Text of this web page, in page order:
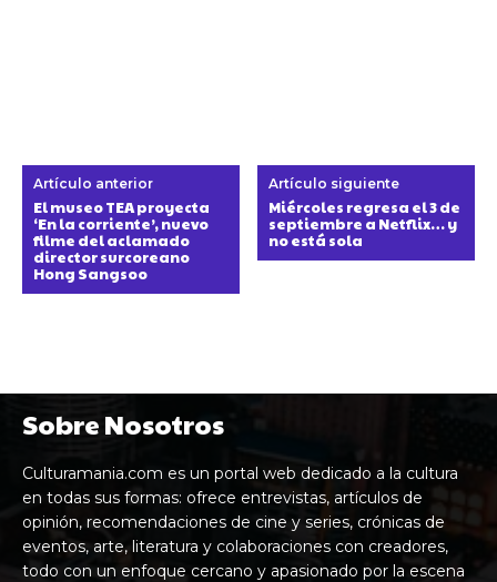
Artículo anterior
El museo TEA proyecta
‘En la corriente’, nuevo
filme del aclamado
director surcoreano
Hong Sangsoo
Artículo siguiente
Miércoles regresa el 3 de
septiembre a Netflix… y
no está sola
Sobre Nosotros
Culturamania.com es un portal web dedicado a la cultura
en todas sus formas: ofrece entrevistas, artículos de
opinión, recomendaciones de cine y series, crónicas de
eventos, arte, literatura y colaboraciones con creadores,
todo con un enfoque cercano y apasionado por la escena